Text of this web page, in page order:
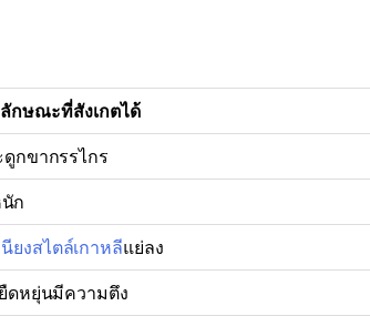
ลักษณะที่สังเกตได้
กขากรรไกร
ก
ยงสไตล์เกาหลีแย่ลง
ดหยุ่นมีความตึง